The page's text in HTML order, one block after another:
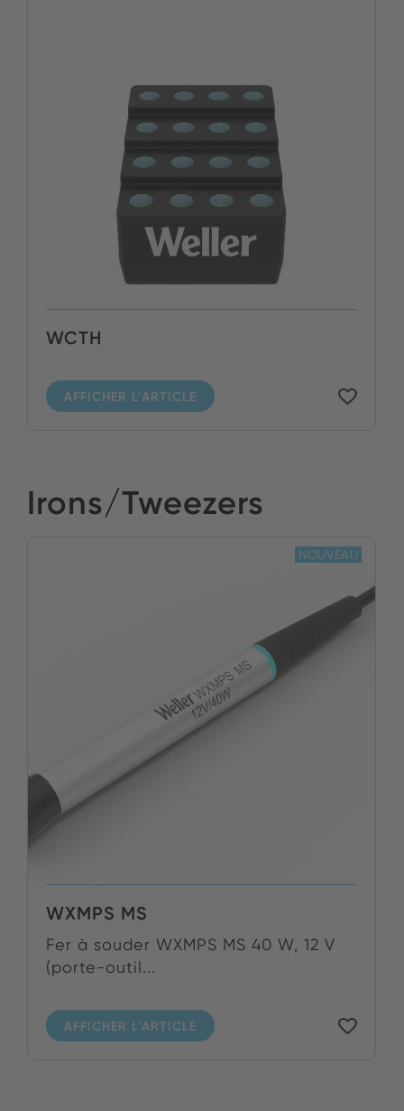
WCTH
AFFICHER L'ARTICLE
Irons/Tweezers
WXMPS MS
Fer à souder WXMPS MS 40 W, 12 V
(porte-outil...
AFFICHER L'ARTICLE
NOUVEAU